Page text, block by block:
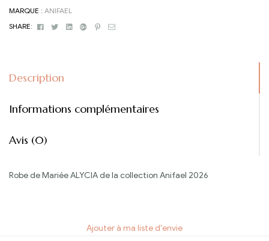
MARQUE : ANIFAEL
SHARE:
FacebookTwitterLinkedinGoogle+Pinterest
Email
Description
Informations complémentaires
Avis (0)
Robe de Mariée ALYCIA de la collection Anifael 2026
Ajouter à ma liste d'envie